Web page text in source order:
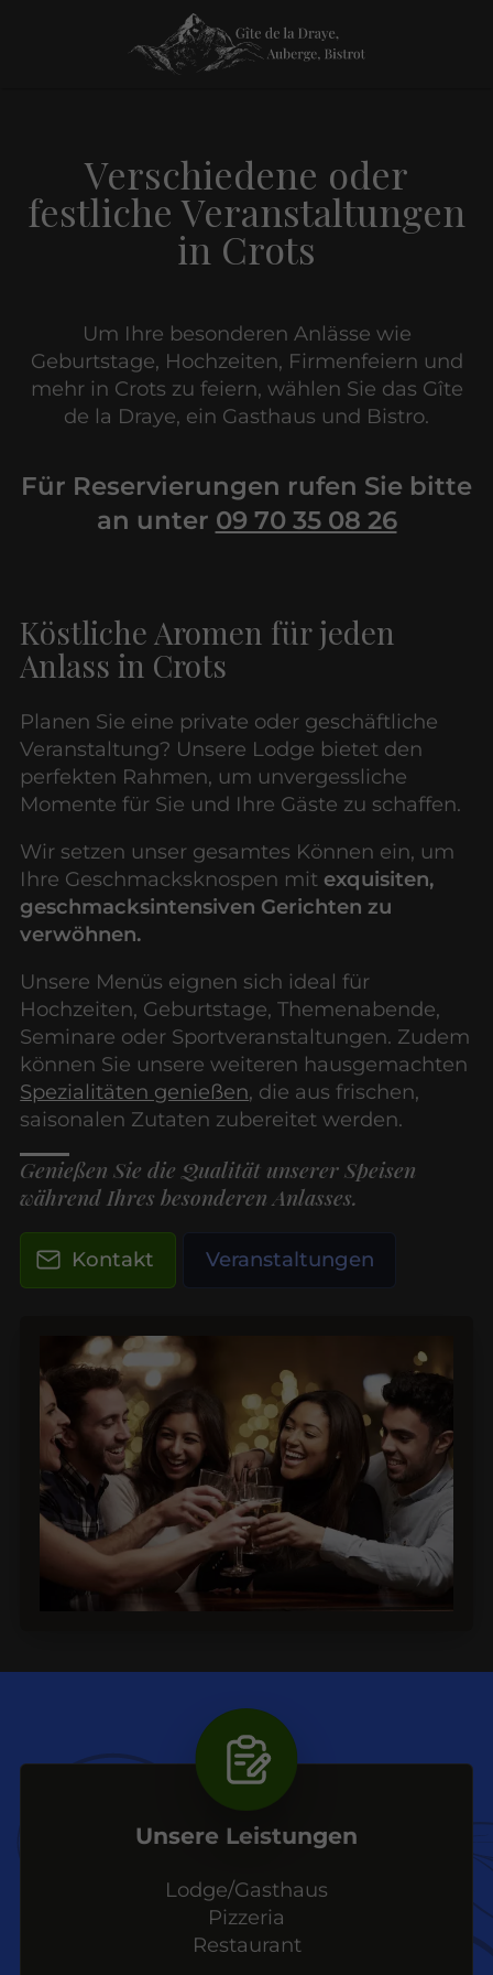
Verschiedene oder
festliche Veranstaltungen
in Crots
Um Ihre besonderen Anlässe wie
Geburtstage, Hochzeiten, Firmenfeiern und
mehr in Crots zu feiern, wählen Sie das Gîte
de la Draye, ein Gasthaus und Bistro.
Für Reservierungen rufen Sie bitte
an unter 09 70 35 08 26
Köstliche Aromen für jeden
Anlass in Crots
Planen Sie eine private oder geschäftliche
Veranstaltung? Unsere Lodge bietet den
perfekten Rahmen, um unvergessliche
Momente für Sie und Ihre Gäste zu schaffen.
Wir setzen unser gesamtes Können ein, um
Ihre Geschmacksknospen mit exquisiten,
geschmacksintensiven Gerichten zu
verwöhnen.
Unsere Menüs eignen sich ideal für
Hochzeiten, Geburtstage, Themenabende,
Seminare oder Sportveranstaltungen. Zudem
können Sie unsere weiteren hausgemachten
Spezialitäten genießen, die aus frischen,
saisonalen Zutaten zubereitet werden.
Genießen Sie die Qualität unserer Speisen
während Ihres besonderen Anlasses.
Kontakt Veranstaltungen
Unsere Leistungen
Lodge/Gasthaus
Pizzeria
Restaurant